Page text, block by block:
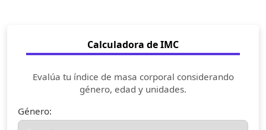
Calculadora de IMC
Evalúa tu índice de masa corporal considerando
género, edad y unidades.
Género: